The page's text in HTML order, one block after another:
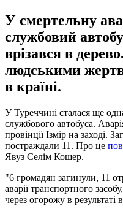
У смертельну
службовий
врізався в
людськими
в країні.
У Туреччині сталася ще
службового автобуса.
провінції Ізмір на заході.
постраждали 11. Про це
Явуз Селім Кошер.
"6 громадян загинули, 11
аварії транспортного
через огорожу в результаті